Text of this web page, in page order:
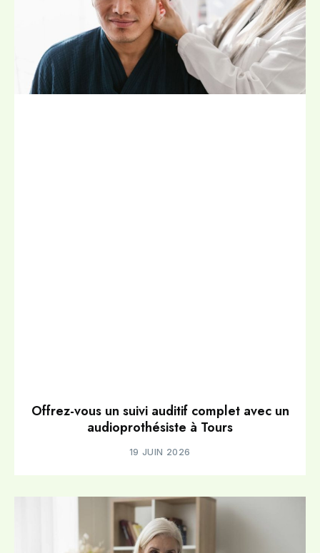
Offrez-vous un suivi auditif complet avec un
audioprothésiste à Tours
19 JUIN 2026